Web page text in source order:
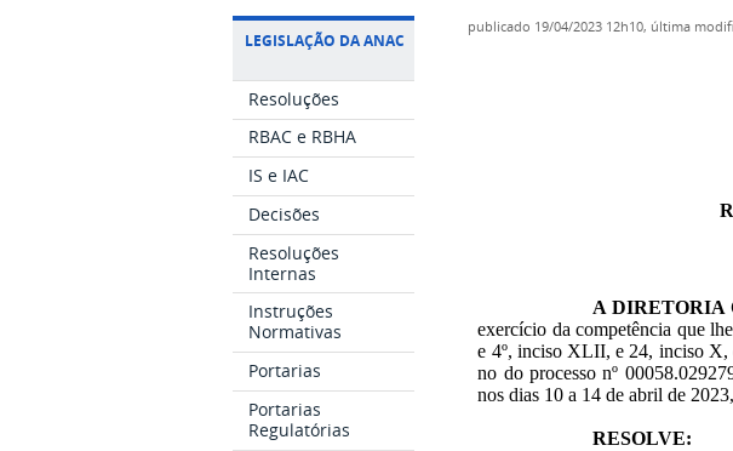
LEGISLAÇÃO DA ANAC
Resoluções
RBAC e RBHA
IS e IAC
Decisões
Resoluções
Internas
Instruções
Normativas
Portarias
Portarias
Regulatórias
publicado 19/04/2023 12h10, última
A DIRETORIA
exercício da competência que
e 4º, inciso XLII, e 24, inciso X,
no do processo nº
nos dias 10 a 14 de abril de 2023,
RESOLVE: